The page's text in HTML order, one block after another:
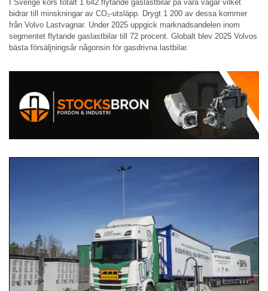
I Sverige körs totalt 1 642 flytande gaslastbilar på våra vägar vilket
bidrar till minskningar av CO₂-utsläpp. Drygt 1 200 av dessa kommer
från Volvo Lastvagnar. Under 2025 uppgick marknadsandelen inom
segmentet flytande gaslastbilar till 72 procent. Globalt blev 2025 Volvos
bästa försäljningsår någonsin för gasdrivna lastbilar.